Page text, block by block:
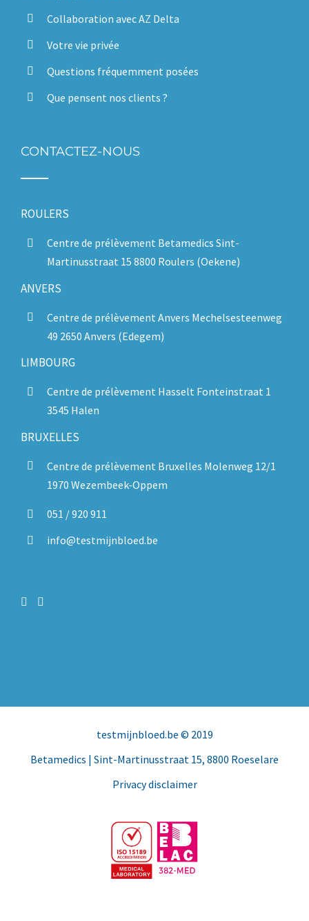
Collaboration avec AZ Delta
Votre vie privée
Questions fréquemment posées
Que pensent nos clients ?
CONTACTEZ-NOUS
ROULERS
Centre de prélèvement Betamedics Sint-
Martinusstraat 15 8800 Roulers (Oekene)
ANVERS
Centre de prélèvement Anvers Mechelsesteenweg
49 2650 Anvers (Edegem)
LIMBOURG
Centre de prélèvement Hasselt Fonteinstraat 1
3545 Halen
BRUXELLES
Centre de prélèvement Bruxelles Molenweg 12/1
1970 Wezembeek-Oppem
051 / 920 911
info@testmijnbloed.be
testmijnbloed.be © 2019
Betamedics | Sint-Martinusstraat 15, 8800 Roeselare
Privacy disclaimer